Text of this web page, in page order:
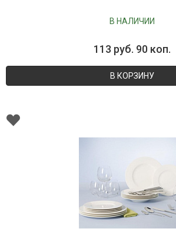
В НАЛИЧИИ
113 руб. 90 коп.
В КОРЗИНУ